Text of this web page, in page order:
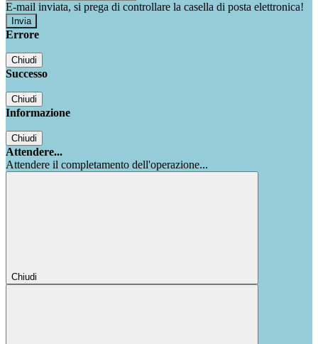
E-mail inviata, si prega di controllare la casella di posta elettronica!
Errore
Chiudi
Successo
Chiudi
Informazione
Chiudi
Attendere...
Attendere il completamento dell'operazione...
Chiudi